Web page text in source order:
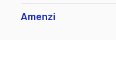
Amenzi